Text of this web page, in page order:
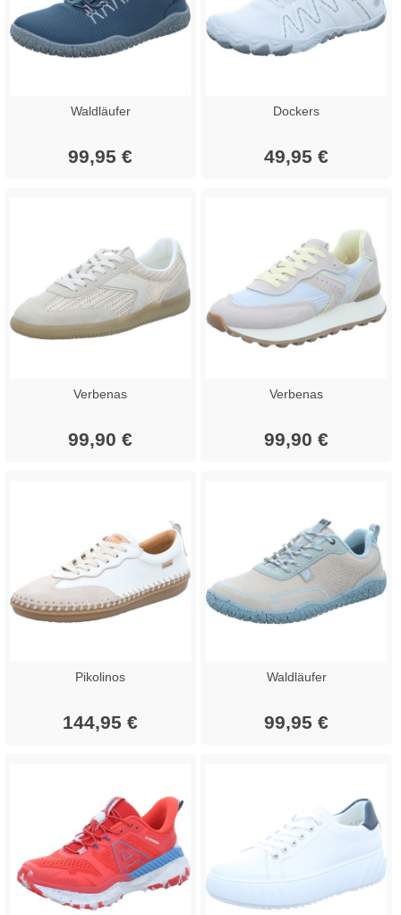
Waldläufer
99,95 €
Dockers
49,95 €
Verbenas
99,90 €
Verbenas
99,90 €
Pikolinos
144,95 €
Waldläufer
99,95 €